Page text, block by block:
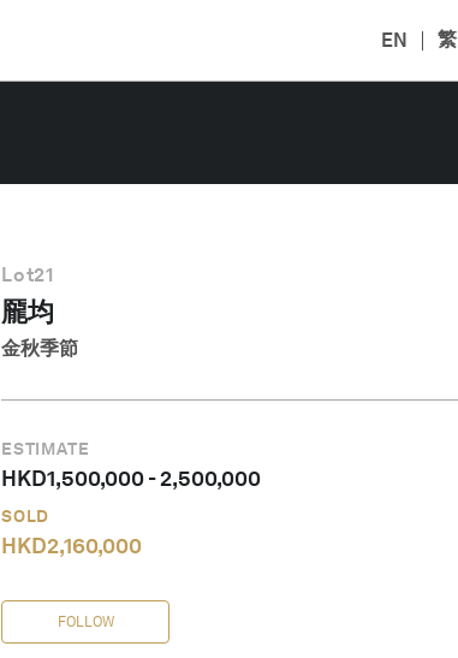
EN 繁
Lot21
龎均
金秋季節
ESTIMATE
HKD1,500,000-2,500,000
SOLD
HKD2,160,000
FOLLOW